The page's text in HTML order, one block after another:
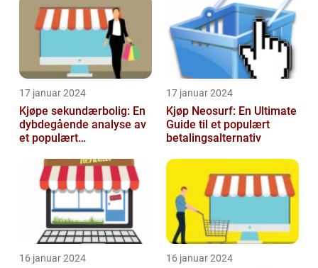
17 januar 2024
Kjøpe sekundærbolig: En
dybdegående analyse av
et populært
17 januar 2024
Kjøp Neosurf: En Ultimate
Guide til et populært
betalingsalternativ
16 januar 2024 16 januar 2024